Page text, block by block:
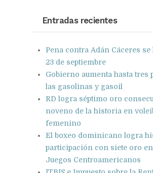
Entradas recientes
Pena contra Adán Cáceres se
23 de septiembre
Gobierno aumenta hasta tres
las gasolinas y gasoil
RD logra séptimo oro
noveno de la historia en
femenino
El boxeo dominicano logra
participación con siete oro
Juegos Centroamericanos